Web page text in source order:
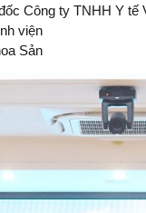
Công ty TNHH Y
viện
Sản